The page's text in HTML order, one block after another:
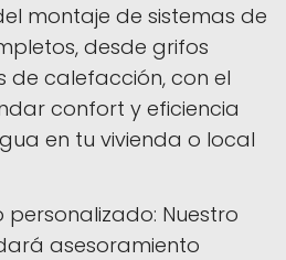
montaje de sistemas de
desde grifos
de calefacción, con el
confort y eficiencia
en tu vivienda o local
personalizado: Nuestro
asesoramiento